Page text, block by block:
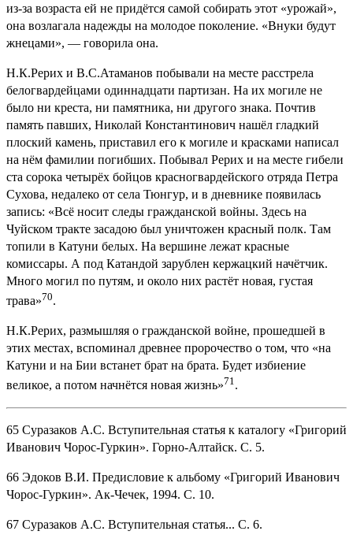
из-за возраста ей не придётся самой собирать этот «урожай»,
она возлагала надежды на молодое поколение. «Внуки будут
жнецами», — говорила она.
Н.К.Рерих и В.С.Атаманов побывали на месте расстрела
белогвардейцами одиннадцати партизан. На их могиле не
было ни креста, ни памятника, ни другого знака. Почтив
память павших, Николай Константинович нашёл гладкий
плоский камень, приставил его к могиле и красками написал
на нём фамилии погибших. Побывал Рерих и на месте гибели
ста сорока четырёх бойцов красногвардейского отряда Петра
Сухова, недалеко от села Тюнгур, и в дневнике появилась
запись: «Всё носит следы гражданской войны. Здесь на
Чуйском тракте засадою был уничтожен красный полк. Там
топили в Катуни белых. На вершине лежат красные
комиссары. А под Катандой зарублен кержацкий начётчик.
Много могил по путям, и около них растёт новая, густая
трава»70.
Н.К.Рерих, размышляя о гражданской войне, прошедшей в
этих местах, вспоминал древнее пророчество о том, что «на
Катуни и на Бии встанет брат на брата. Будет избиение
великое, а потом начнётся новая жизнь»71.
65 Суразаков А.С. Вступительная статья к каталогу «Григорий
Иванович Чорос-Гуркин». Горно-Алтайск. С. 5.
66 Эдоков В.И. Предисловие к альбому «Григорий Иванович
Чорос-Гуркин». Ак-Чечек, 1994. С. 10.
67 Суразаков А.С. Вступительная статья... С. 6.